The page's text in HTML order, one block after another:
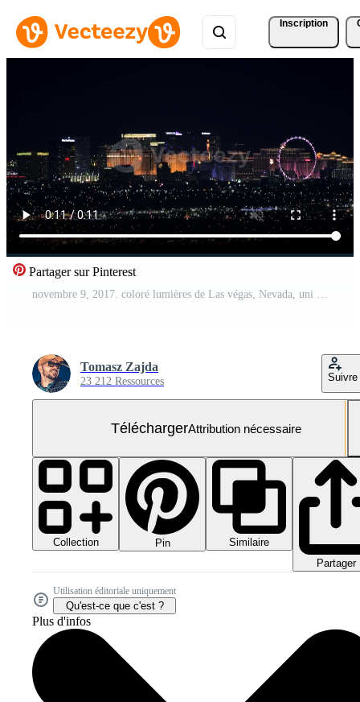
Inscription
Partager sur Pinterest
novembre 9, 2017. coloré lumières de Las végas, Nevada, uni États de Amérique.
Tomasz Zajda
23 212 Ressources Suivre
TéléchargerAttribution nécessaire
Collection Pin
Similaire
Partager
Utilisation éditoriale uniquement
Qu'est-ce que c'est ?
Plus d'infos